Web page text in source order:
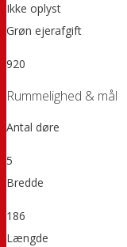
Ikke oplyst
Grøn ejerafgift
920
Rummelighed & mål
Antal døre
5
Bredde
186
Længde